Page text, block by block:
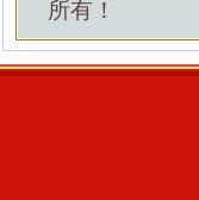
所有！